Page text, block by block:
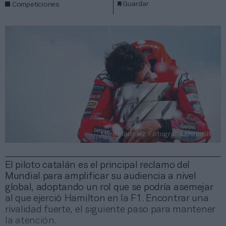
El piloto catalán es el principal reclamo del
Mundial para amplificar su audiencia a nivel
global, adoptando un rol que se podría asemejar
al que ejerció Hamilton en la F1. Encontrar una
rivalidad fuerte, el siguiente paso para mantener
la atención.
Marc Márquez. Fotografía: MotoGP
Competiciones Guardar